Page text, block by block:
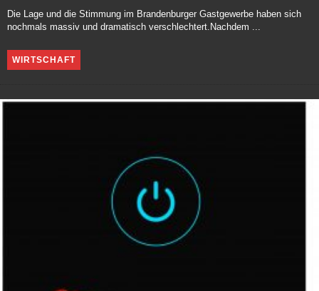
Die Lage und die Stimmung im Brandenburger Gastgewerbe haben sich
nochmals massiv und dramatisch verschlechtert.Nachdem ...
WIRTSCHAFT